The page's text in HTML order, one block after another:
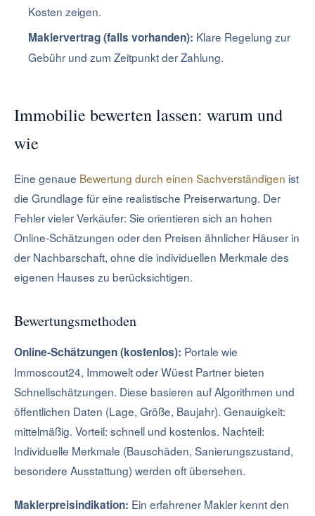
Kosten zeigen.
Maklervertrag (falls vorhanden): Klare Regelung zur
Gebühr und zum Zeitpunkt der Zahlung.
Immobilie bewerten lassen: warum und
wie
Eine genaue Bewertung durch einen Sachverständigen ist
die Grundlage für eine realistische Preiserwartung. Der
Fehler vieler Verkäufer: Sie orientieren sich an hohen
Online-Schätzungen oder den Preisen ähnlicher Häuser in
der Nachbarschaft, ohne die individuellen Merkmale des
eigenen Hauses zu berücksichtigen.
Bewertungsmethoden
Online-Schätzungen (kostenlos): Portale wie
Immoscout24, Immowelt oder Wüest Partner bieten
Schnellschätzungen. Diese basieren auf Algorithmen und
öffentlichen Daten (Lage, Größe, Baujahr). Genauigkeit:
mittelmäßig. Vorteil: schnell und kostenlos. Nachteil:
Individuelle Merkmale (Bauschäden, Sanierungszustand,
besondere Ausstattung) werden oft übersehen.
Maklerpreisindikation: Ein erfahrener Makler kennt den